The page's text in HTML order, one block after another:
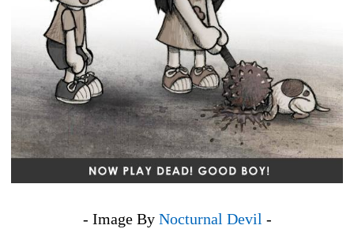
- Image By Nocturnal Devil -